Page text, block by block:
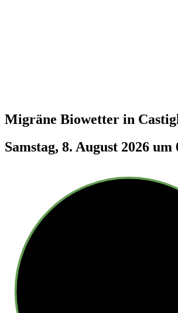
Migräne Biowetter in
Samstag, 8. August 2026 um